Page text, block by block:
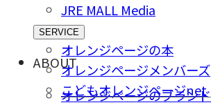
JRE MALL Media
SERVICE
オレンジページの本
オレンジページメンバーズ
こどもオレンジページnet
ABOUT
オレンジページのブラン